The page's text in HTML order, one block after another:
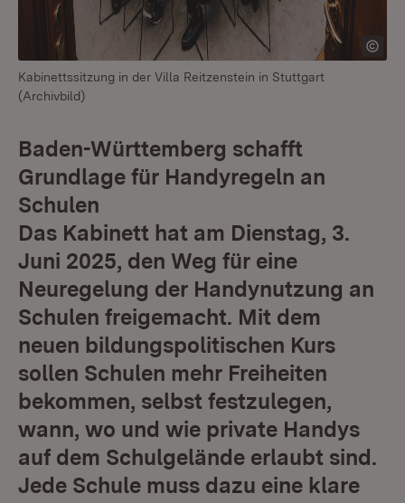
Kabinettssitzung in der Villa Reitzenstein in Stuttgart
(Archivbild)
Baden-Württemberg schafft
Grundlage für Handyregeln an
Schulen
Das Kabinett hat am Dienstag, 3.
Juni 2025, den Weg für eine
Neuregelung der Handynutzung an
Schulen freigemacht. Mit dem
neuen bildungspolitischen Kurs
sollen Schulen mehr Freiheiten
bekommen, selbst festzulegen,
wann, wo und wie private Handys
auf dem Schulgelände erlaubt sind.
Jede Schule muss dazu eine klare